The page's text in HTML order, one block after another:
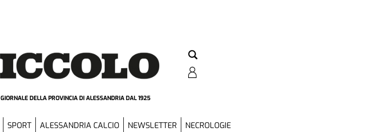
GIORNALE DELLA PROVINCIADI ALESSANDRIA DAL 1925
SPORT ALESSANDRIA CALCIO NEWSLETTER NECROLOGIE